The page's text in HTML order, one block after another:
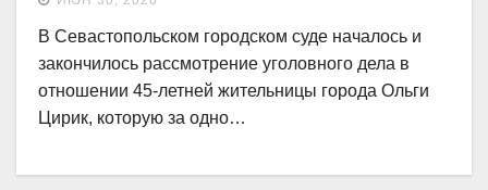
В Севастопольском городском суде началось и
закончилось рассмотрение уголовного дела в
отношении 45-летней жительницы города Ольги
Цирик, которую за одно…